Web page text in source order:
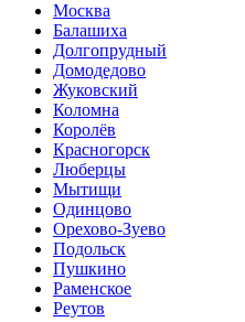
Москва
Балашиха
Долгопрудный
Домодедово
Жуковский
Коломна
Королёв
Красногорск
Люберцы
Мытищи
Одинцово
Орехово-Зуево
Подольск
Пушкино
Раменское
Реутов